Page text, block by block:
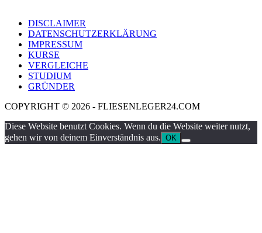
DISCLAIMER
DATENSCHUTZERKLÄRUNG
IMPRESSUM
KURSE
VERGLEICHE
STUDIUM
GRÜNDER
COPYRIGHT © 2026 - FLIESENLEGER24.COM
Diese Website benutzt Cookies. Wenn du die Website weiter nutzt,
gehen wir von deinem Einverständnis aus. OK